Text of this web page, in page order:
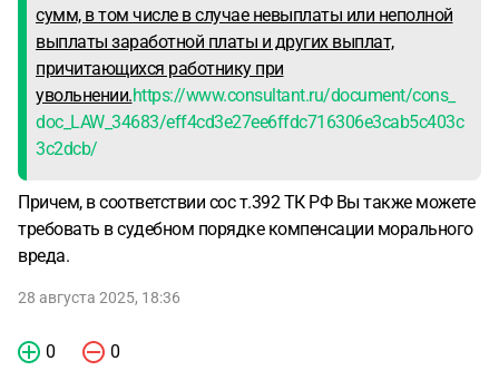
сумм, в том числе в случае невыплаты или неполной
выплаты заработной платы и других выплат,
причитающихся работнику при
увольнении.https://www.consultant.ru/document/cons_
doc_LAW_34683/eff4cd3e27ee6ffdc716306e3cab5c403c
3c2dcb/
Причем, в соответствии сос т.392 ТК РФ Вы также можете
требовать в судебном порядке компенсации морального
вреда.
28 августа 2025, 18:36
0 0